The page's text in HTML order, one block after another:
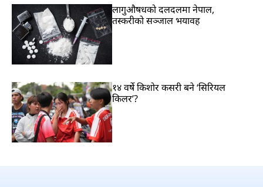
लागुऔषधको दलदलमा नेपाल,
तस्करीको सञ्जाल भयावह
१४ वर्षे किशोर कसरी बने ‘सिरियल
किलर’?